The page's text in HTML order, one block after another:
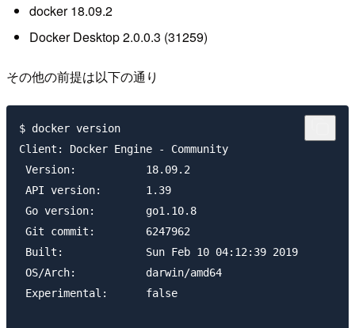
docker 18.09.2
Docker Desktop 2.0.0.3 (31259)
その他の前提は以下の通り
$ docker version
Client: Docker Engine - Community
Version:           18.09.2
API version:       1.39
Go version:        go1.10.8
Git commit:        6247962
Built:             Sun Feb 10 04:12:39 2019
OS/Arch:           darwin/amd64
Experimental:      false